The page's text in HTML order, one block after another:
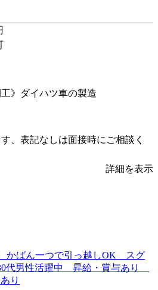
工》ダイハツ車の製造
、表記なしは面接時にご相談く
詳細を表示